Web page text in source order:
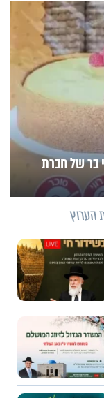
בר של חברת
הערוץ